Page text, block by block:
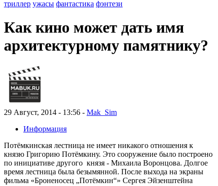
триллер ужасы фантастика фэнтези
Как кино может дать имя
архитектурному памятнику?
29 Август, 2014 - 13:56 - Mak_Sim
Информация
Потёмкинская лестница не имеет никакого отношения к
князю Григорию Потёмкину. Это сооружение было построено
по инициативе другого князя - Михаила Воронцова. Долгое
время лестница была безымянной. После выхода на экраны
фильма «Броненосец „Потёмкин“» Сергея Эйзенштейна